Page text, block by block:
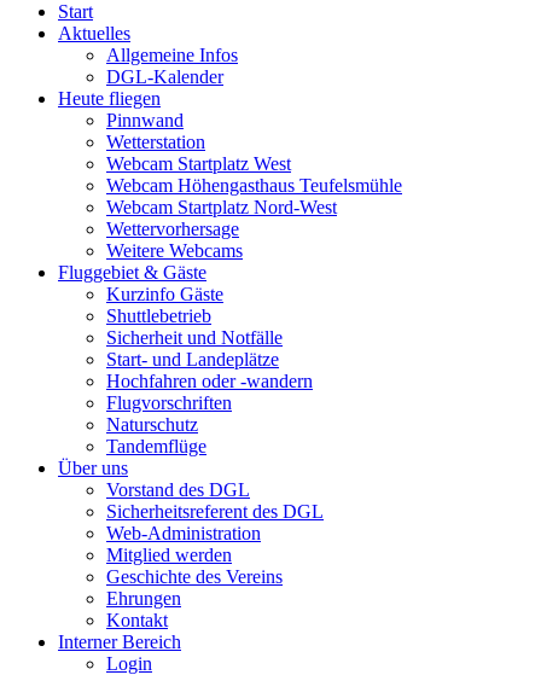
Start
Aktuelles
Allgemeine Infos
DGL-Kalender
Heute fliegen
Pinnwand
Wetterstation
Webcam Startplatz West
Webcam Höhengasthaus Teufelsmühle
Webcam Startplatz Nord-West
Wettervorhersage
Weitere Webcams
Fluggebiet & Gäste
Kurzinfo Gäste
Shuttlebetrieb
Sicherheit und Notfälle
Start- und Landeplätze
Hochfahren oder -wandern
Flugvorschriften
Naturschutz
Tandemflüge
Über uns
Vorstand des DGL
Sicherheitsreferent des DGL
Web-Administration
Mitglied werden
Geschichte des Vereins
Ehrungen
Kontakt
Interner Bereich
Login